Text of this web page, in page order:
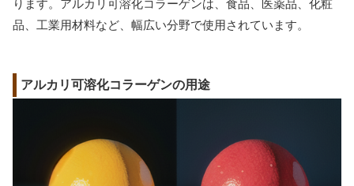
ります。アルカリ可溶化コラーゲンは、食品、医薬品、化粧
品、工業用材料など、幅広い分野で使用されています。
アルカリ可溶化コラーゲンの用途